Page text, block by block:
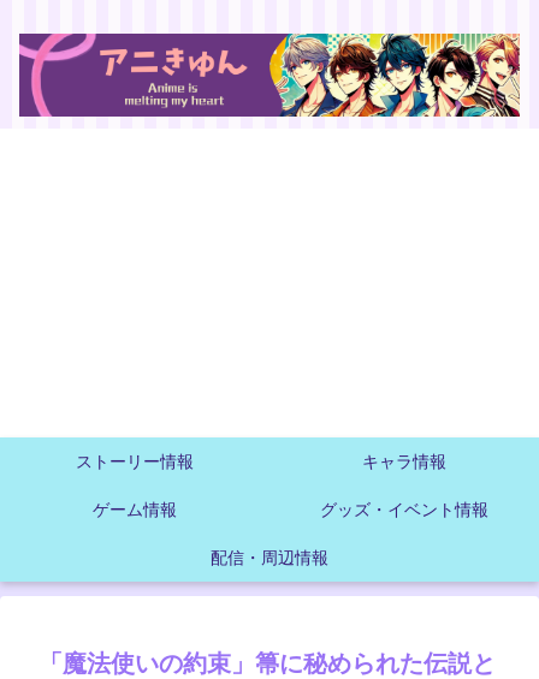
ストーリー情報 キャラ情報
ゲーム情報 グッズ・イベント情報
配信・周辺情報
「魔法使いの約束」箒に秘められた伝説と